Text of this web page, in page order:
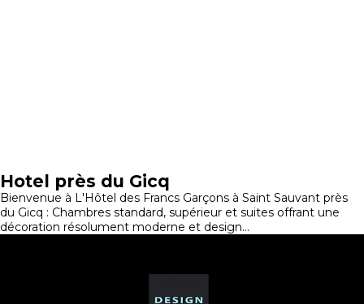
Hotel près du Gicq
Bienvenue à L'Hôtel des Francs Garçons à Saint Sauvant près
du Gicq : Chambres standard, supérieur et suites offrant une
décoration résolument moderne et design...